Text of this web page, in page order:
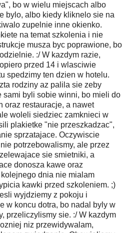
bo w wielu miejscach albo
bylo, albo kiedy kliknelo sie na
zupelnie inne okienko.
na temat szkolenia i nie
musza byc poprawione, bo
:/ W kazdym razie,
przed 14 i wlasciwie
spedzimy ten dzien w hotelu.
rodziny az palila sie zeby
sami byli sobie winni, bo mieli do
oraz restauracje, a nawet
woleli siedziec zamknieci w
plakietke "nie przeszkadzac",
sprzatajace. Oczywiscie
potrzebowalismy, ale przez
sie smietniki, a
donosza kawe oraz
dnia nie mialam
kawki przed szkoleniem. ;)
wyjdziemy z pokoju i
w koncu dotra, bo nadal byly w
przeliczylismy sie. :/ W kazdym
niz przewidywalam,